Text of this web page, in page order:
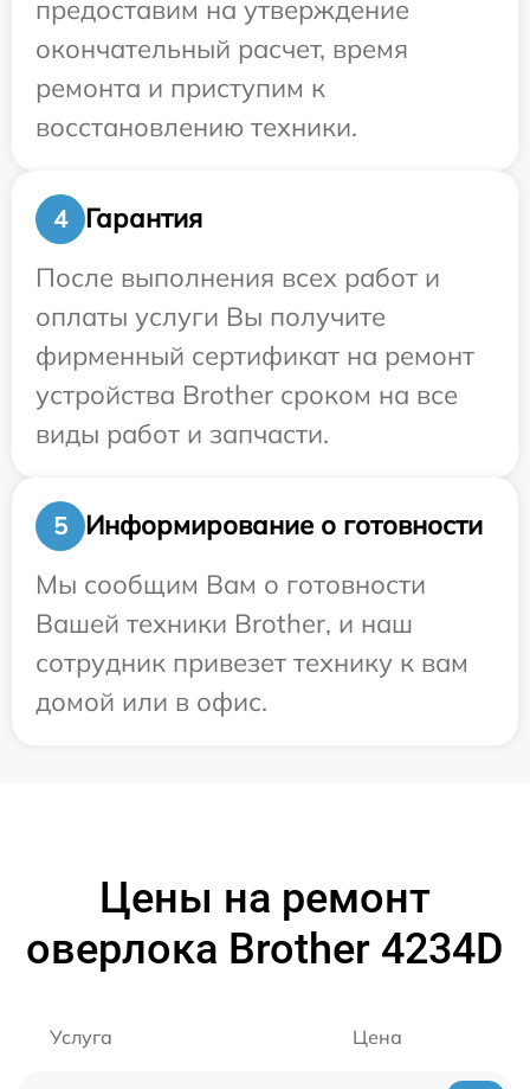
предоставим на утверждение
окончательный расчет, время
ремонта и приступим к
восстановлению техники.
4
Гарантия
После выполнения всех работ и
оплаты услуги Вы получите
фирменный сертификат на ремонт
устройства Brother сроком на все
виды работ и запчасти.
5
Информирование о готовности
Мы сообщим Вам о готовности
Вашей техники Brother, и наш
сотрудник привезет технику к вам
домой или в офис.
Цены на ремонт
оверлока Brother 4234D
Услуга Цена